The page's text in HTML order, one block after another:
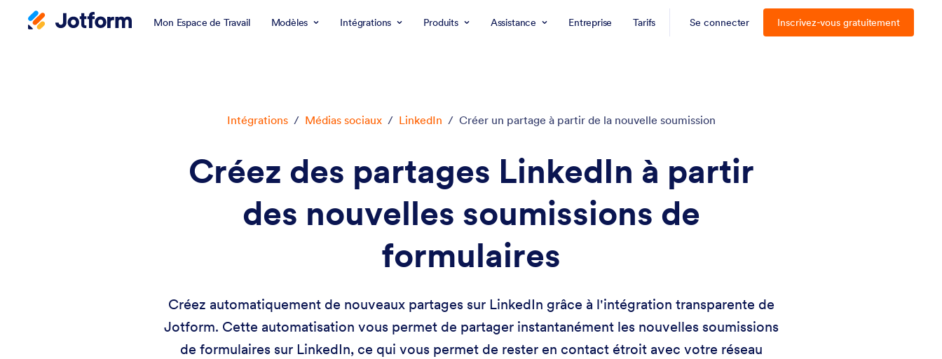
Mon Espace de Travail Modèles Intégrations Produits Assistance Entreprise Tarifs Se connecter Inscrivez-vous gratuitement
Intégrations / Médias sociaux / LinkedIn / Créer un partage à partir de la nouvelle soumission
Créez des partages LinkedIn à partir
des nouvelles soumissions de
formulaires
Créez automatiquement de nouveaux partages sur LinkedIn grâce à l'intégration transparente de
Jotform. Cette automatisation vous permet de partager instantanément les nouvelles soumissions
de formulaires sur LinkedIn, ce qui vous permet de rester en contact étroit avec votre réseau